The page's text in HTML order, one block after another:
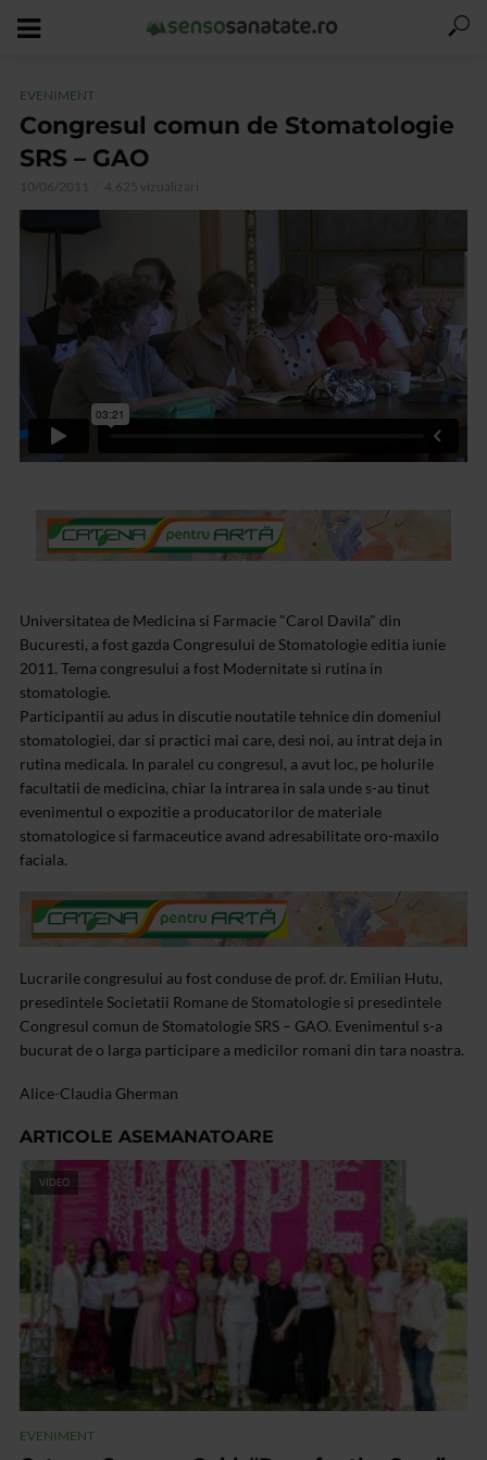
EVENIMENT
Congresul comun de Stomatologie
SRS – GAO
10/06/2011 4.625 vizualizari
Universitatea de Medicina si Farmacie "Carol Davila" din
Bucuresti, a fost gazda Congresului de Stomatologie editia iunie
2011. Tema congresului a fost Modernitate si rutina in
stomatologie.
Participantii au adus in discutie noutatile tehnice din domeniul
stomatologiei, dar si practici mai care, desi noi, au intrat deja in
rutina medicala. In paralel cu congresul, a avut loc, pe holurile
facultatii de medicina, chiar la intrarea in sala unde s-au tinut
evenimentul o expozitie a producatorilor de materiale
stomatologice si farmaceutice avand adresabilitate oro-maxilo
faciala.
Lucrarile congresului au fost conduse de prof. dr. Emilian Hutu,
presedintele Societatii Romane de Stomatologie si presedintele
Congresul comun de Stomatologie SRS – GAO. Evenimentul s-a
bucurat de o larga participare a medicilor romani din tara noastra.
Alice-Claudia Gherman
ARTICOLE ASEMANATOARE
VIDEO
EVENIMENT